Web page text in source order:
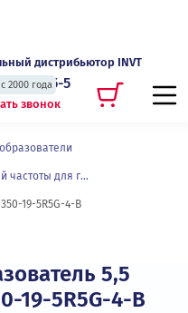
дистрибьютор INVT
2000 года
135-135-5
звонок
Крановая серия преобразователей частоты для грузоподъемных механизмов GD350-19
19-5R5G-4-B
5,5
19-5R5G-4-B